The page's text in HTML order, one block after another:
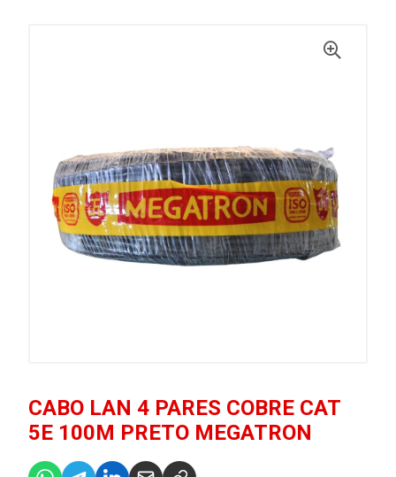
CABO LAN 4 PARES COBRE CAT
5E 100M PRETO MEGATRON